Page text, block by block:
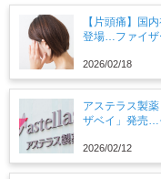
【片頭痛】国
登場…ファイザ
2026/02/18
アステラス製
ザベイ」発売…
2026/02/12